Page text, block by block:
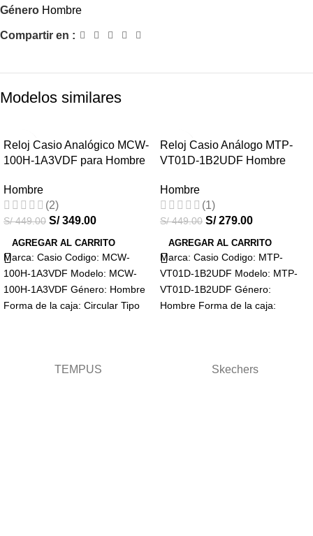
Género Hombre
Compartir en :
Modelos similares
-22%
Reloj Casio Analógico MCW-
100H-1A3VDF para Hombre
Hombre
(2)
S/449.00 S/349.00
AGREGAR AL CARRITO
Marca: Casio Codigo: MCW-
100H-1A3VDF Modelo: MCW-
100H-1A3VDF Género: Hombre
Forma de la caja: Circular Tipo
-38%
Reloj Casio Análogo MTP-
VT01D-1B2UDF Hombre
Hombre
(1)
S/449.00 S/279.00
AGREGAR AL CARRITO
Marca: Casio Codigo: MTP-
VT01D-1B2UDF Modelo: MTP-
VT01D-1B2UDF Género:
Hombre Forma de la caja:
TEMPUS Skechers